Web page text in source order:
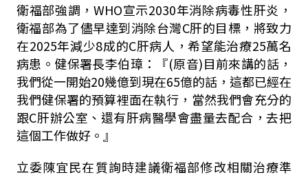
衛福部強調，WHO宣示2030年消除病毒性肝炎，
衛福部為了儘早達到消除台灣C肝的目標，將致力
在2025年減少8成的C肝病人，希望能治療25萬名
病患。健保署長李伯璋：『(原音)目前來講的話，
我們從一開始20幾億到現在65億的話，這都已經在
我們健保署的預算裡面在執行，當然我們會充分的
跟C肝辦公室、還有肝病醫學會盡量去配合，去把
這個工作做好。』
立委陳宜民在質詢時建議衛福部修改相關治療準